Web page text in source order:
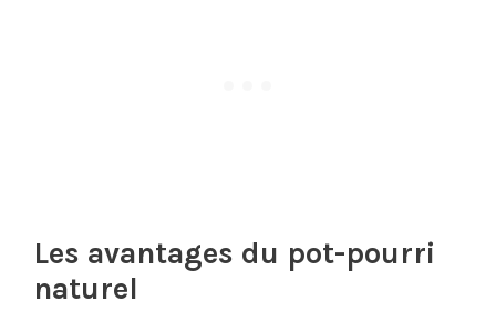
Les avantages du pot-pourri
naturel